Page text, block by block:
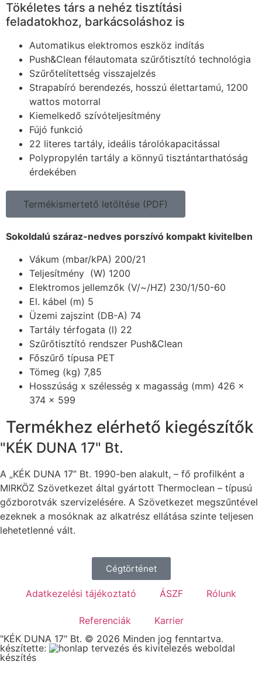
Tökéletes társ a nehéz tisztítási
feladatokhoz, barkácsoláshoz is
Automatikus elektromos eszköz indítás
Push&Clean félautomata szűrőtisztító technológia
Szűrőtelítettség visszajelzés
Strapabíró berendezés, hosszú élettartamú, 1200
wattos motorral
Kiemelkedő szívóteljesítmény
Fújó funkció
22 literes tartály, ideális tárolókapacitással
Polypropylén tartály a könnyű tisztántarthatóság
érdekében
Termékismertető letöltése (PDF)
Sokoldalú száraz-nedves porszívó kompakt kivitelben
Vákum (mbar/kPA) 200/21
Teljesítmény (W) 1200
Elektromos jellemzők (V/~/HZ) 230/1/50-60
El. kábel (m) 5
Üzemi zajszint (DB-A) 74
Tartály térfogata (l) 22
Szűrőtisztító rendszer Push&Clean
Főszűrő típusa PET
Tömeg (kg) 7,85
Hosszúság x szélesség x magasság (mm) 426 x
374 x 599
Termékhez elérhető kiegészítők
"KÉK DUNA 17" Bt.
A „KÉK DUNA 17” Bt. 1990-ben alakult, – fő profilként a
MIRKÖZ Szövetkezet által gyártott Thermoclean – típusú
gőzborotvák szervizelésére. A Szövetkezet megszűntével
ezeknek a mosóknak az alkatrész ellátása szinte teljesen
lehetetlenné vált.
Cégtörténet
Adatkezelési tájékoztató ÁSZF Rólunk
Referenciák
Karrier
"KÉK DUNA 17" Bt. © 2026 Minden jog fenntartva.
készítette:
weboldal
készítés